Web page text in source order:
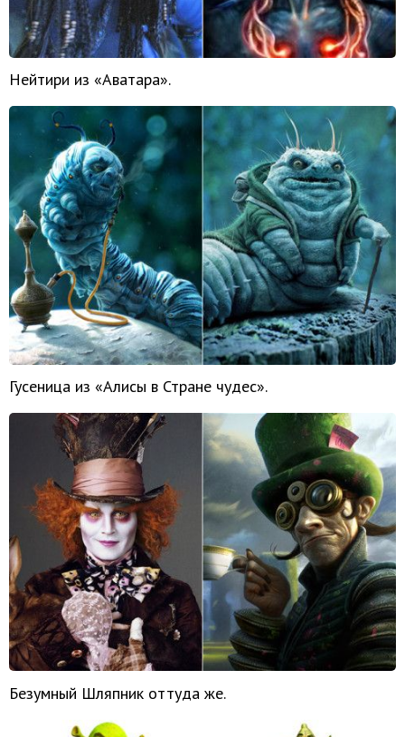
Нейтири из «Аватара».
Гусеница из «Алисы в Стране чудес».
Безумный Шляпник оттуда же.